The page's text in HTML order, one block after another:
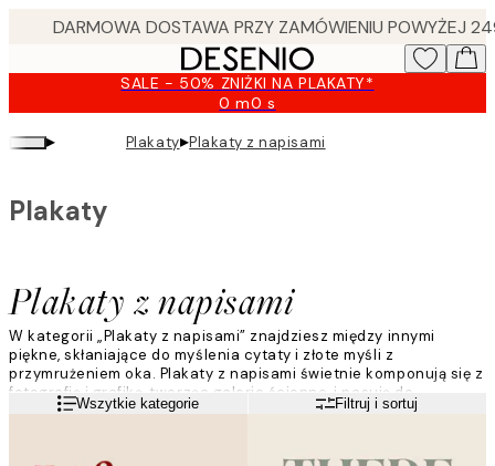
SALE - 50% ZNIŻKI NA PLAKATY*
0 m0 s
Ważny
2026-
▸ Plakaty▸Plakaty z napisami
Plakaty z napisami
Plakaty
W kategorii „Plakaty z napisami” znajdziesz między innymi
piękne, skłaniające do myślenia cytaty i złote myśli z
przymrużeniem oka. Plakaty z napisami świetnie komponują się z
fotografią i grafiką, tworząc galerie ścienne, i pasują do
większości pomieszczeń oraz stylów wystroju wnętrz.
Czytaj więcejWszytkie kategorie Filtruj i sortuj